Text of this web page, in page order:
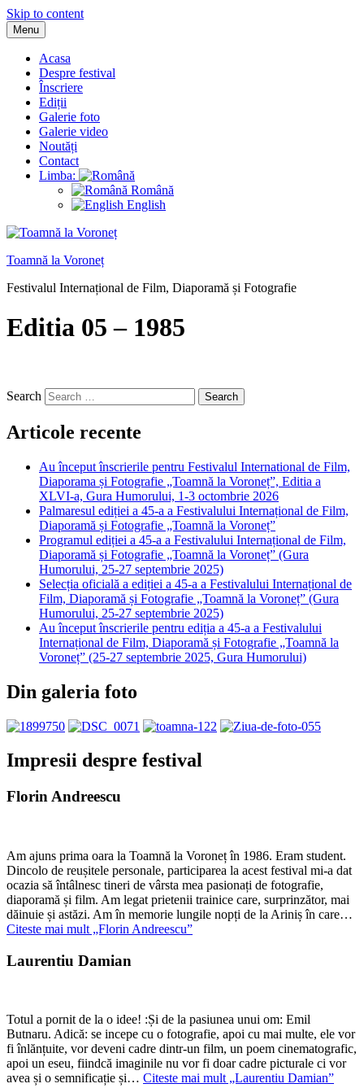
Skip to content
Menu
Acasa
Despre festival
Înscriere
Ediții
Galerie foto
Galerie video
Noutăți
Contact
Limba:
Română
English
Toamnă la Voroneț
Festivalul Internațional de Film, Diaporamă și Fotografie
Editia 05 – 1985
Search
Articole recente
Au început înscrierile pentru Festivalul International de Film,
Diaporama și Fotografie „Toamnă la Voroneț”, Editia a
XLVI-a, Gura Humorului, 1-3 octombrie 2026
Palmaresul ediției a 45-a a Festivalului Internațional de Film,
Diaporamă și Fotografie „Toamnă la Voroneț”
Programul ediției a 45-a a Festivalului Internațional de Film,
Diaporamă și Fotografie „Toamnă la Voroneț” (Gura
Humorului, 25-27 septembrie 2025)
Selecția oficială a ediției a 45-a a Festivalului Internațional de
Film, Diaporamă și Fotografie „Toamnă la Voroneț” (Gura
Humorului, 25-27 septembrie 2025)
Au început înscrierile pentru ediția a 45-a a Festivalului
Internațional de Film, Diaporamă și Fotografie „Toamnă la
Voroneț” (25-27 septembrie 2025, Gura Humorului)
Din galeria foto
Impresii despre festival
Florin Andreescu
Am ajuns prima oara la Toamnă la Voroneț în 1986. Eram student.
Dincolo de reușitele personale, participarea la acest festival mi-a dat
ocazia să întâlnesc tineri de vârsta mea pasionați de fotografie,
diaporamă și film. Am legat prietenii trainice care, surprinzător, mai
dăinuie și astăzi. Am în memorie lungile nopți de la Ariniș în care…
Citeste mai mult „Florin Andreescu”
Laurentiu Damian
Totul a pornit de la o idee! :Și de la pasiunea unui om: Emil
Butnaru. Adică: se incepe cu o fotografie, apoi cu mai multe, ele vor
fi înlănțuite, vor deveni cadre dintr-un film, un poem cinematografic,
apoi un eseu, fiindcă imaginile nu vor fi doar cadre picturale ci vor
avea și o semnificație și… Citeste mai mult„Laurentiu Damian”